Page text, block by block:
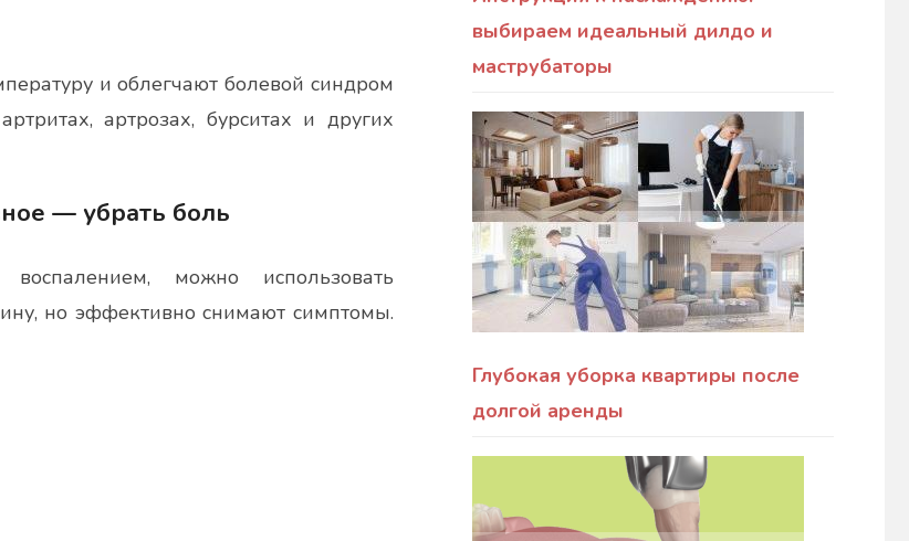
и облегчают болевой синдром
артрозах, бурситах и других
— убрать боль
можно использовать
но эффективно снимают симптомы.
выбираем идеальный дилдо и
маструбаторы
Глубокая уборка квартиры после
долгой аренды